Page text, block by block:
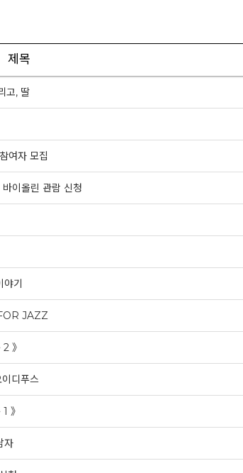
제목
고, 딸
여자 모집
이올린 관람 신청
야기
JAZZ
》
디푸스
》
자